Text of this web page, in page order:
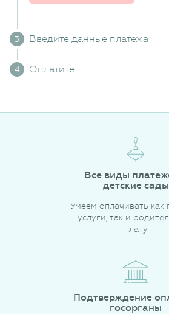
Введите данные платежа
Оплатите
Все виды
детские сады
Умеем оплачивать как
услуги, так и
плату
Подтверждение
госорганы